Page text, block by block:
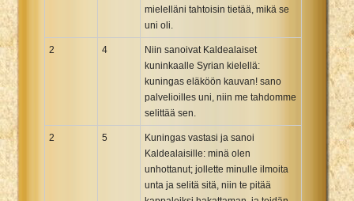
mielelläni tahtoisin tietää, mikä se
uni oli.
2 4
Niin sanoivat Kaldealaiset
kuninkaalle Syrian kielellä:
kuningas eläköön kauvan! sano
palvelioilles uni, niin me tahdomme
selittää sen.
2 5
Kuningas vastasi ja sanoi
Kaldealaisille: minä olen
unhottanut; jollette minulle ilmoita
unta ja selitä sitä, niin te pitää